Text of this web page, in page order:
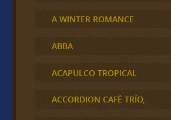
A WINTER ROMANCE
ABBA
ACAPULCO TROPICAL
ACCORDION CAFÉ TRÍO,